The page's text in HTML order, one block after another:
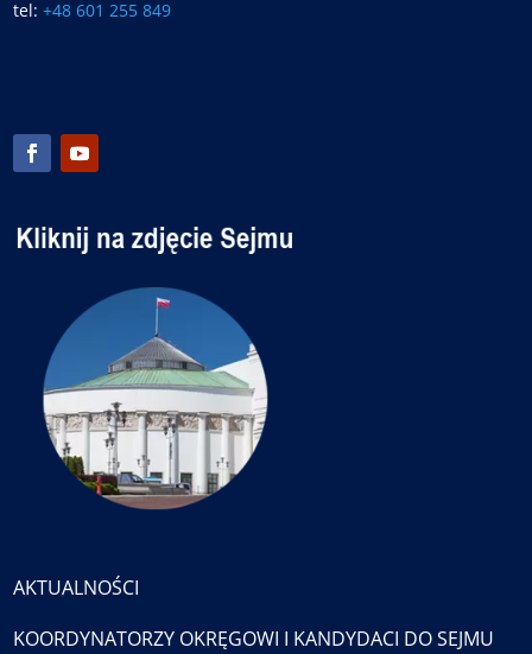
tel:+48 601 255 849
AKTUALNOŚCI
KOORDYNATORZY OKRĘGOWI I KANDYDACI DO SEJMU